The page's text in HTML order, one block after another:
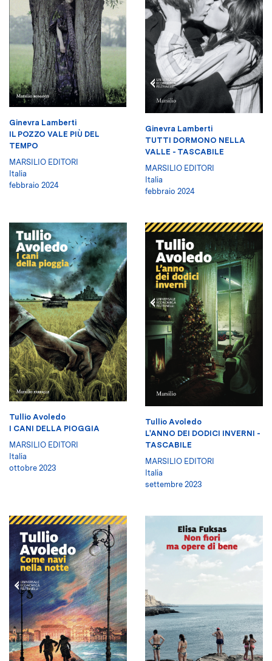
Ginevra Lamberti
IL POZZO VALE PIÙ DEL
TEMPO
MARSILIO EDITORI
Italia
febbraio 2024
Ginevra Lamberti
TUTTI DORMONO NELLA
VALLE - TASCABILE
MARSILIO EDITORI
Italia
febbraio 2024
Tullio Avoledo
I CANI DELLA PIOGGIA
MARSILIO EDITORI
Italia
ottobre 2023
Tullio Avoledo
L'ANNO DEI DODICI INVERNI -
TASCABILE
MARSILIO EDITORI
Italia
settembre 2023